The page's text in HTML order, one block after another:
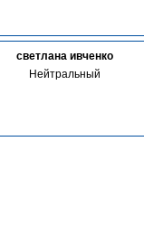
светлана ивченко
Нейтральный